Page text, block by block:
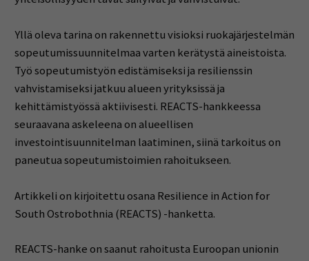
Yllä oleva tarina on rakennettu visioksi ruokajärjestelmän
sopeutumissuunnitelmaa varten kerätystä aineistoista.
Työ sopeutumistyön edistämiseksi ja resilienssin
vahvistamiseksi jatkuu alueen yrityksissä ja
kehittämistyössä aktiivisesti. REACTS-hankkeessa
seuraavana askeleena on alueellisen
investointisuunnitelman laatiminen, siinä tarkoitus on
paneutua sopeutumistoimien rahoitukseen.
Artikkeli on kirjoitettu osana Resilience in Action for
South Ostrobothnia (REACTS) -hanketta.
REACTS-hanke on saanut rahoitusta Euroopan unionin